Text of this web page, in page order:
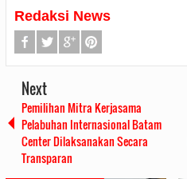
Redaksi News
Next
Pemilihan Mitra Kerjasama
Pelabuhan Internasional Batam
Center Dilaksanakan Secara
Transparan